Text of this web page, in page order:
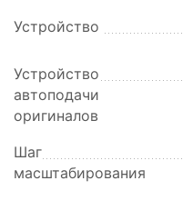
Устройство
Устройство
автоподачи
оригиналов
Шаг
масштабирования